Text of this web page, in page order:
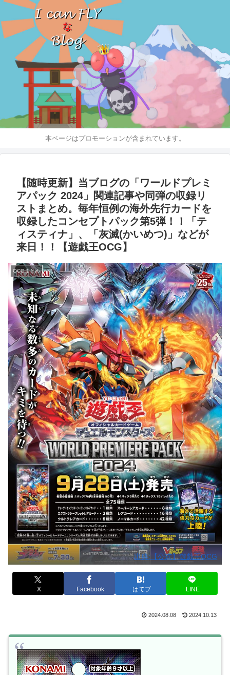
本ページはプロモーションが含まれています。
【随時更新】当ブログの「ワールドプレミ
アパック 2024」関連記事や同弾の収録リ
ストまとめ。毎年恒例の海外先行カードを
収録したコンセプトパック第5弾！！「テ
ィスティナ」、「灰滅(かいめつ)」などが
来日！！【遊戯王OCG】
OCGまとめ
出典:【公式】遊戯王OCG
X Facebook はてブ LINE
2024.08.08 2024.10.13